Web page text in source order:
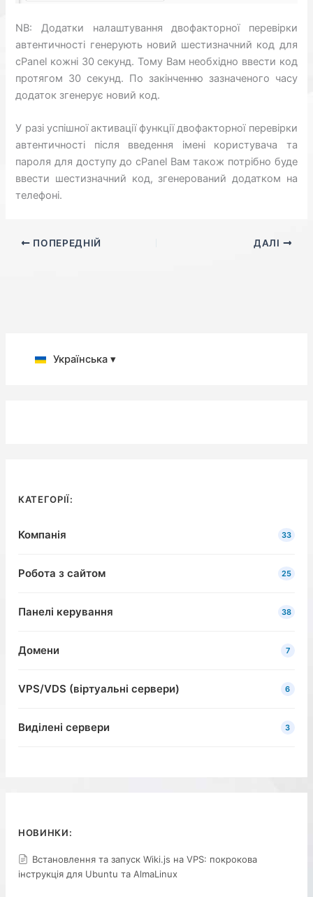
NB: Додатки налаштування двофакторної перевірки
автентичності генерують новий шестизначний код для
cPanel кожні 30 секунд. Тому Вам необхідно ввести код
протягом 30 секунд. По закінченню зазначеного часу
додаток згенерує новий код.
У разі успішної активації функції двофакторної перевірки
автентичності після введення імені користувача та
пароля для доступу до cPanel Вам також потрібно буде
ввести шестизначний код, згенерований додатком на
телефоні.
ПОПЕРЕДНІЙ ДАЛІ
Українська ▾
КАТЕГОРІЇ:
Компанія 33
Робота з сайтом 25
Панелі керування 38
Домени 7
VPS/VDS (віртуальні сервери) 6
Виділені сервери 3
НОВИНКИ:
Встановлення та запуск Wiki.js на VPS: покрокова
інструкція для Ubuntu та AlmaLinux